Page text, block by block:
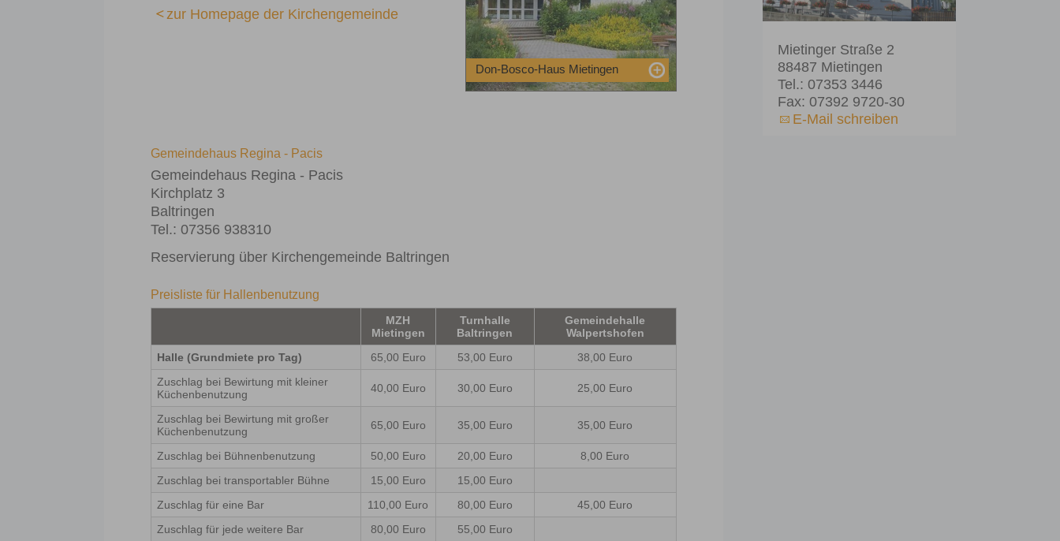
Don-Bosco-Haus Mietingen
zur Homepage der Kirchengemeinde
Gemeindehaus Regina - Pacis
Gemeindehaus Regina - Pacis
Kirchplatz 3
Baltringen
Tel.: 07356 938310
Reservierung über Kirchengemeinde Baltringen
Preisliste für Hallenbenutzung
MZH
Mietingen
Turnhalle
Baltringen
Gemeindehalle
Walpertshofen
Halle (Grundmiete pro Tag)
65,00 Euro 53,00 Euro
38,00 Euro
Zuschlag bei Bewirtung mit kleiner
Küchenbenutzung
40,00 Euro 30,00 Euro 25,00 Euro
Zuschlag bei Bewirtung mit großer
Küchenbenutzung
65,00 Euro 35,00 Euro 35,00 Euro
Zuschlag bei Bühnenbenutzung 50,00 Euro 20,00 Euro
8,00 Euro
Zuschlag bei transportabler Bühne
15,00 Euro
15,00 Euro
Zuschlag für eine Bar
110,00 Euro 80,00 Euro
45,00 Euro
Zuschlag für jede weitere Bar
80,00 Euro
55,00 Euro
Mietinger Straße 2
88487 Mietingen
Tel.: 07353 3446
Fax: 07392 9720-30
E-Mail schreiben